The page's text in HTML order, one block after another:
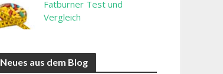
Fatburner Test und
Vergleich
Neues aus dem Blog